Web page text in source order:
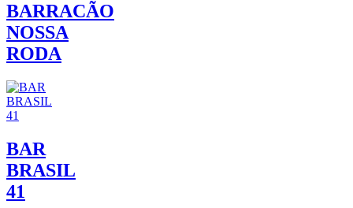
BARRACÃO
NOSSA
RODA
BAR
BRASIL
41